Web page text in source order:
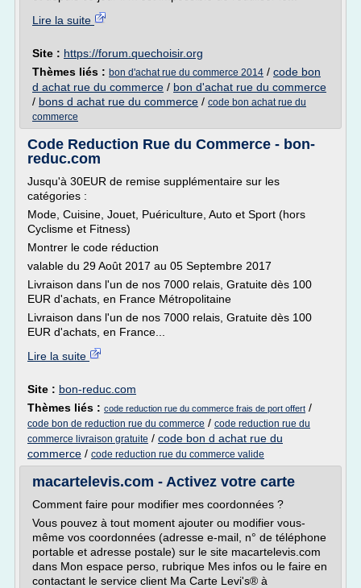
Lire la suite
Site : https://forum.quechoisir.org
Thèmes liés : bon d'achat rue du commerce 2014 / code bon
d achat rue du commerce / bon d'achat rue du commerce
/ bons d achat rue du commerce / code bon achat rue du
commerce
Code Reduction Rue du Commerce - bon-
reduc.com
Jusqu'à 30EUR de remise supplémentaire sur les
catégories :
Mode, Cuisine, Jouet, Puériculture, Auto et Sport (hors
Cyclisme et Fitness)
Montrer le code réduction
valable du 29 Août 2017 au 05 Septembre 2017
Livraison dans l'un de nos 7000 relais, Gratuite dès 100
EUR d'achats, en France Métropolitaine
Livraison dans l'un de nos 7000 relais, Gratuite dès 100
EUR d'achats, en France...
Lire la suite
Site : bon-reduc.com
Thèmes liés : code reduction rue du commerce frais de port offert /
code bon de reduction rue du commerce / code reduction rue du
commerce livraison gratuite / code bon d achat rue du
commerce / code reduction rue du commerce valide
macartelevis.com - Activez votre carte
Comment faire pour modifier mes coordonnées ?
Vous pouvez à tout moment ajouter ou modifier vous-
même vos coordonnées (adresse e-mail, n° de téléphone
portable et adresse postale) sur le site macartelevis.com
dans Mon espace perso, rubrique Mes infos ou le faire en
contactant le service client Ma Carte Levi's® à